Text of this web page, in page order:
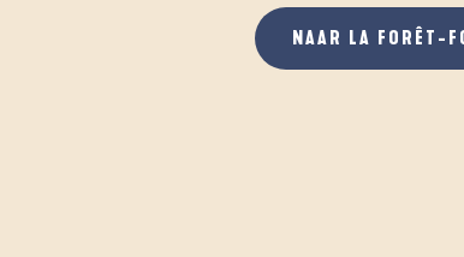
NAAR LA FORÊT-